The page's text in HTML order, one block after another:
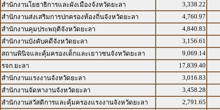
สำนักงานโยธาธิการและผังเมืองจังหวัดยะลา
3,338.22
สำนักงานส่งเสริมการปกครองท้องถิ่นจังหวัดยะลา
4,760.97
สำนักงานคุมประพฤติจังหวัดยะลา
4,840.83
สำนักงานบังคับคดีจังหวัดยะลา
3,156.61
สถานพินิจและคุ้มครองเด็กและเยาวชนจังหวัดยะลา
9,069.14
รจก.ยะลา
17,839.40
สำนักงานแรงงานจังหวัดยะลา
3,016.83
สำนักงานจัดหางานจังหวัดยะลา
3,458.28
สำนักงานสวัสดิการและคุ้มครองแรงงานจังหวัดยะลา
2,791.65